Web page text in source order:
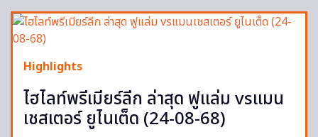
Highlights
ไฮไลท์พรีเมียร์ลีก ล่าสุด ฟูแล่ม vsแมน
เชสเตอร์ ยูไนเต็ด (24-08-68)